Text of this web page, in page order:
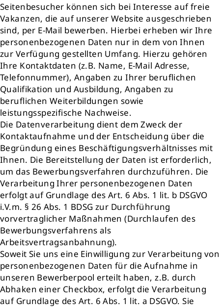
Seitenbesucher können sich bei Interesse auf freie
Vakanzen, die auf unserer Website ausgeschrieben
sind, per E-Mail bewerben. Hierbei erheben wir Ihre
personenbezogenen Daten nur in dem von Ihnen
zur Verfügung gestellten Umfang. Hierzu gehören
Ihre Kontaktdaten (z.B. Name, E-Mail Adresse,
Telefonnummer), Angaben zu Ihrer beruflichen
Qualifikation und Ausbildung, Angaben zu
beruflichen Weiterbildungen sowie
leistungsspezifische Nachweise.
Die Datenverarbeitung dient dem Zweck der
Kontaktaufnahme und der Entscheidung über die
Begründung eines Beschäftigungsverhältnisses mit
Ihnen. Die Bereitstellung der Daten ist erforderlich,
um das Bewerbungsverfahren durchzuführen. Die
Verarbeitung Ihrer personenbezogenen Daten
erfolgt auf Grundlage des Art. 6 Abs. 1 lit. b DSGVO
i.V.m. § 26 Abs. 1 BDSG zur Durchführung
vorvertraglicher Maßnahmen (Durchlaufen des
Bewerbungsverfahrens als
Arbeitsvertragsanbahnung).
Soweit Sie uns eine Einwilligung zur Verarbeitung von
personenbezogenen Daten für die Aufnahme in
unseren Bewerberpool erteilt haben, z.B. durch
Abhaken einer Checkbox, erfolgt die Verarbeitung
auf Grundlage des Art. 6 Abs. 1 lit. a DSGVO. Sie